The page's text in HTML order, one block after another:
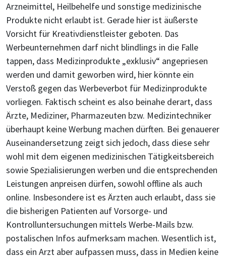
Arzneimittel, Heilbehelfe und sonstige medizinische
Produkte nicht erlaubt ist. Gerade hier ist äußerste
Vorsicht für Kreativdienstleister geboten. Das
Werbeunternehmen darf nicht blindlings in die Falle
tappen, dass Medizinprodukte „exklusiv“ angepriesen
werden und damit geworben wird, hier könnte ein
Verstoß gegen das Werbeverbot für Medizinprodukte
vorliegen. Faktisch scheint es also beinahe derart, dass
Ärzte, Mediziner, Pharmazeuten bzw. Medizintechniker
überhaupt keine Werbung machen dürften. Bei genauerer
Auseinandersetzung zeigt sich jedoch, dass diese sehr
wohl mit dem eigenen medizinischen Tätigkeitsbereich
sowie Spezialisierungen werben und die entsprechenden
Leistungen anpreisen dürfen, sowohl offline als auch
online. Insbesondere ist es Ärzten auch erlaubt, dass sie
die bisherigen Patienten auf Vorsorge- und
Kontrolluntersuchungen mittels Werbe-Mails bzw.
postalischen Infos aufmerksam machen. Wesentlich ist,
dass ein Arzt aber aufpassen muss, dass in Medien keine